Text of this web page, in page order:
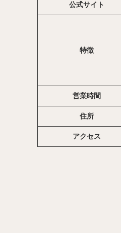
公式サイト
特徴
営業時間
住所
アクセス